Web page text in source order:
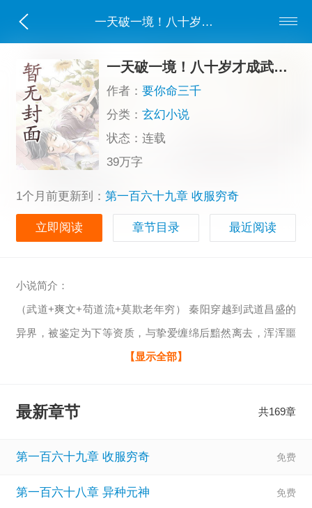
一天破一境！八十岁才成武道天才？
一天破一境！八十岁才成武道天才？
作者：要你命三千
分类：玄幻小说
状态：连载
39万字
1个月前更新到： 第一百六十九章 收服穷奇
立即阅读 章节目录 最近阅读
小说简介：
（武道+爽文+苟道流+莫欺老年穷） 秦阳穿越到武道昌盛的
异界，被鉴定为下等资质，与挚爱缠绵后黯然离去，浑浑噩
噩活到八十岁，觉醒命格【人间武圣】 练一遍拳，得万遍
内，坐看天下风起云涌。 当乾坤剧变，洛京城破，百年前的
武司而起。 “陛下，还识得故人否？”
【显示全部】
最新章节 共169章
第一百六十九章 收服穷奇
第一百六十八章 异种元神